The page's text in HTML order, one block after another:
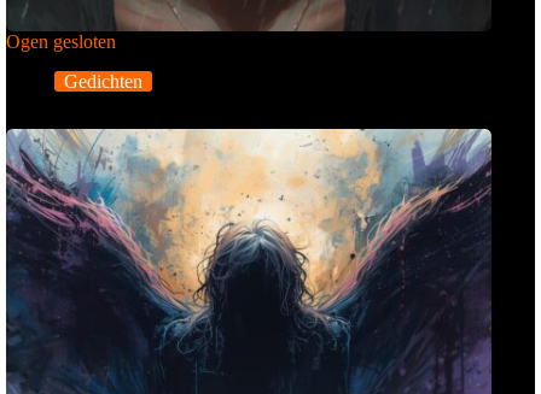
Ogen gesloten
Gedichten